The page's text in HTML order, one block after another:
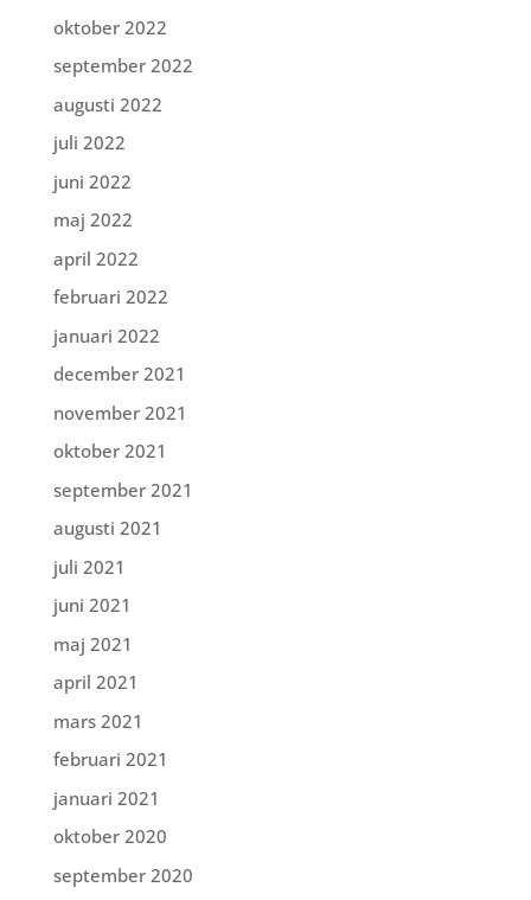
oktober 2022
september 2022
augusti 2022
juli 2022
juni 2022
maj 2022
april 2022
februari 2022
januari 2022
december 2021
november 2021
oktober 2021
september 2021
augusti 2021
juli 2021
juni 2021
maj 2021
april 2021
mars 2021
februari 2021
januari 2021
oktober 2020
september 2020